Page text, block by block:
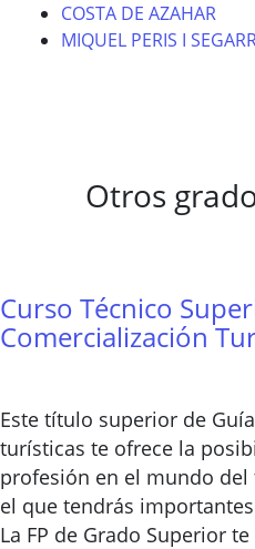
COSTA DE AZAHAR
MIQUEL PERIS I
Otros
Curso Técnico
Comercialización
Este título superior de
turísticas te ofrece la
profesión en el mundo
el que tendrás
La FP de Grado Superior